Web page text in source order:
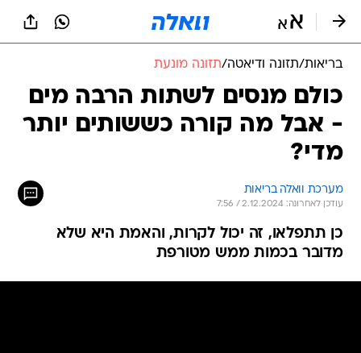
בריאות/תזונה ודיאטה/תזונה מונעת
כולם מנסים לשתות הרבה מים
- אבל מה קורה כששותים יותר
מדי?
מערכת וואלה בריאות
עודכן לאחרונה: 2.12.2024 / 7:56
כן תתפלאו, זה יכול לקרות, והאמת היא שלא
מדובר בכמות ממש מטורפת